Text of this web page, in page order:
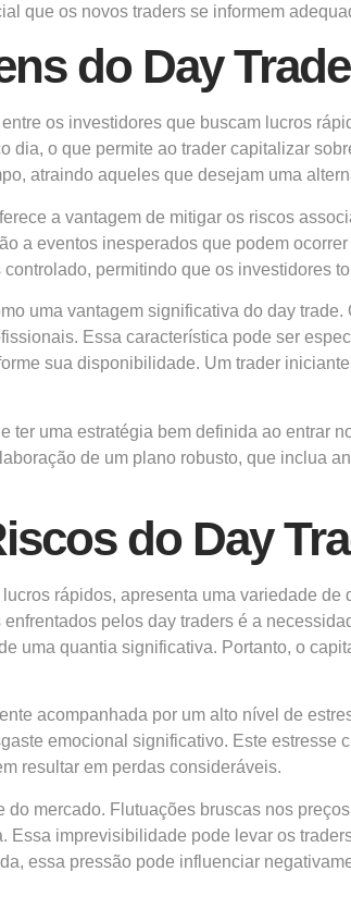
que os novos traders se informem
do Day Trade
os investidores que buscam lucros
dia, o que permite ao trader capitalizar
atraindo aqueles que desejam uma
a vantagem de mitigar os riscos
a eventos inesperados que podem
permitindo que os investidores
uma vantagem significativa do day
Essa característica pode ser
sua disponibilidade. Um trader
ter uma estratégia bem definida ao entrar
de um plano robusto, que inclua
do Day
rápidos, apresenta uma variedade
pelos day traders é a
uma quantia significativa. Portanto, o
acompanhada por um alto nível de
emocional significativo. Este
resultar em perdas consideráveis.
mercado. Flutuações bruscas nos
Essa imprevisibilidade pode levar os
essa pressão pode influenciar